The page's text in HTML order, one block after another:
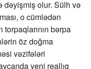
dəyişmiş olur. Sülh və
o cümlədən
bərpa
öz doğma
vəzifələri
yeni reallıq